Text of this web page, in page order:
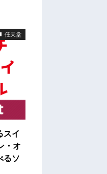
任天堂
スイ
・オ
るソ